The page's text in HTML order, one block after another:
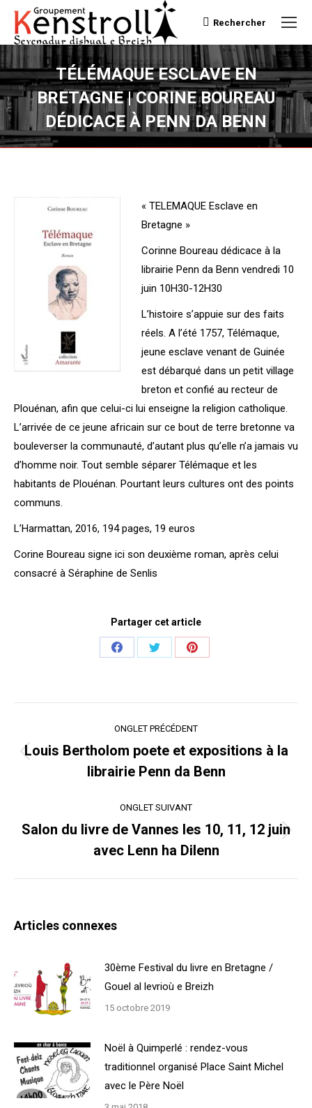
Recherche
Rechercher
TÉLÉMAQUE ESCLAVE EN
BRETAGNE | CORINE BOUREAU
DÉDICACE À PENN DA BENN
« TELEMAQUE Esclave en
Bretagne »
Corinne Boureau dédicace à la
librairie Penn da Benn vendredi 10
juin 10H30-12H30
L’histoire s’appuie sur des faits
réels. A l’été 1757, Télémaque,
jeune esclave venant de Guinée
est débarqué dans un petit village
breton et confié au recteur de
Plouénan, afin que celui-ci lui enseigne la religion catholique.
L’arrivée de ce jeune africain sur ce bout de terre bretonne va
bouleverser la communauté, d’autant plus qu’elle n’a jamais vu
d’homme noir. Tout semble séparer Télémaque et les
habitants de Plouénan. Pourtant leurs cultures ont des points
communs.
L’Harmattan, 2016, 194 pages, 19 euros
Corine Boureau signe ici son deuxième roman, après celui
consacré à Séraphine de Senlis
Partager cet article
Share
Share
Share
de
commentaire
ONGLET PRÉCÉDENT
Onglet
précédent
Louis Bertholom poete et expositions à la
librairie Penn da Benn
ONGLET SUIVANT
Onglet
suivant
Salon du livre de Vannes les 10, 11, 12 juin
avec Lenn ha Dilenn
Articles connexes
30ème Festival du livre en Bretagne /
Gouel al levrioù e Breizh
15 octobre 2019
Noël à Quimperlé : rendez-vous
traditionnel organisé Place Saint Michel
avec le Père Noël